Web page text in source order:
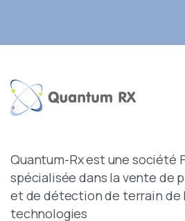
Quantum-Rx est une société
spécialisée dans la vente de
et de détection de terrain de
technologies